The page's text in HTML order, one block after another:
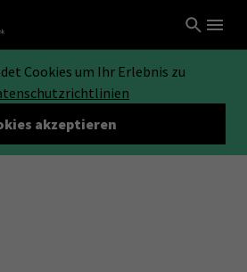
Cookies um Ihr Erlebnis zu
akzeptieren